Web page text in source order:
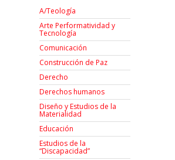
A/Teología
Arte Performatividad y
Tecnología
Comunicación
Construcción de Paz
Derecho
Derechos humanos
Diseño y Estudios de la
Materialidad
Educación
Estudios de la
“Discapacidad”